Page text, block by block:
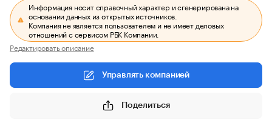
Информация носит справочный характер и сгенерирована на
основании данных из открытых источников.
Компания не является пользователем и не имеет деловых
отношений с сервисом РБК Компании.
Редактировать описание
Управлять компанией
Поделиться